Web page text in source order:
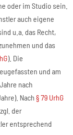
oder im Studio sein.
auch eigene
u.a. das Recht,
und das
). Die
und am
nach
Nach § 79 UrhG
der
entsprechend